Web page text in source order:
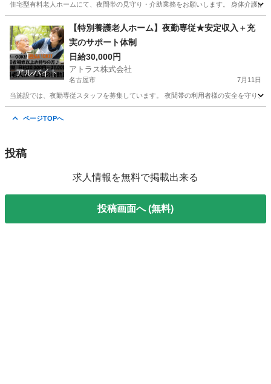
住宅型有料老人ホームにて、夜間帯の見守り・介助業務をお願いします。 身体介護
介護 スタッフ
アルバイト
【特別養護老人ホーム】夜勤専従★安定収入＋充
実のサポート体制
日給30,000円
アトラス株式会社
名古屋市 7月11日
当施設では、夜勤専従スタッフを募集しています。 夜間帯の利用者様の安全を守り
ページTOPへ
投稿
求人情報を無料で掲載出来る
投稿画面へ (無料)